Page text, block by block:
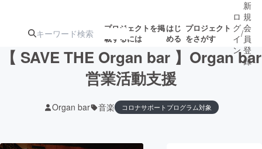
プロジェクトを掲
載するには
はじ
める
プロジェクト
をさがす
ターン
注目の新着プロ
ジェクト
募集終了が近いプ
ロジェクト
もうすぐ公開
されます
ロ
グ
イ
ン
/
新
規
会
員
登
録
【 SAVE THE Organ bar 】Organ bar
営業活動支援
Organ bar 音楽 コロナサポートプログラム対象